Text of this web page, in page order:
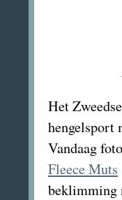
Het
hengelsport
Vandaag
Fleece Muts
beklimming